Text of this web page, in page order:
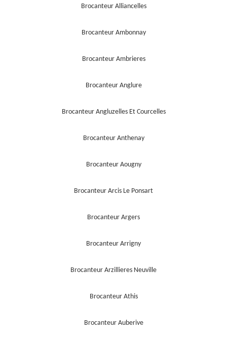
Brocanteur Alliancelles
Brocanteur Ambonnay
Brocanteur Ambrieres
Brocanteur Anglure
Brocanteur Angluzelles Et Courcelles
Brocanteur Anthenay
Brocanteur Aougny
Brocanteur Arcis Le Ponsart
Brocanteur Argers
Brocanteur Arrigny
Brocanteur Arzillieres Neuville
Brocanteur Athis
Brocanteur Auberive